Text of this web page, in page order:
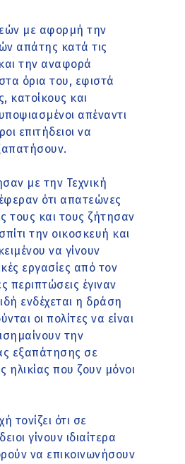
με αφορμή την
απάτης κατά τις
την αναφορά
όρια του, εφιστά
κατοίκους και
απέναντι
επιτήδειοι να
με την Τεχνική
ότι απατεώνες
τους και τους ζήτησαν
την οικοσκευή και
να γίνουν
εργασίες από τον
περιπτώσεις έγιναν
ενδέχεται η δράση
οι πολίτες να είναι
την
εξαπάτησης σε
που ζουν μόνοι
τονίζει ότι σε
γίνουν ιδιαίτερα
να επικοινωνήσουν